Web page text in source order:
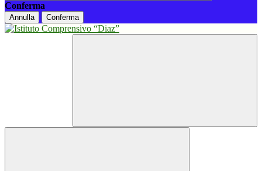
Conferma
Annulla Conferma